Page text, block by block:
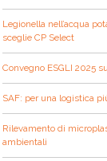
Legionella nell’acqua
sceglie CP Select
Convegno ESGLI 2025
SAF: per una logistica
Rilevamento di
ambientali